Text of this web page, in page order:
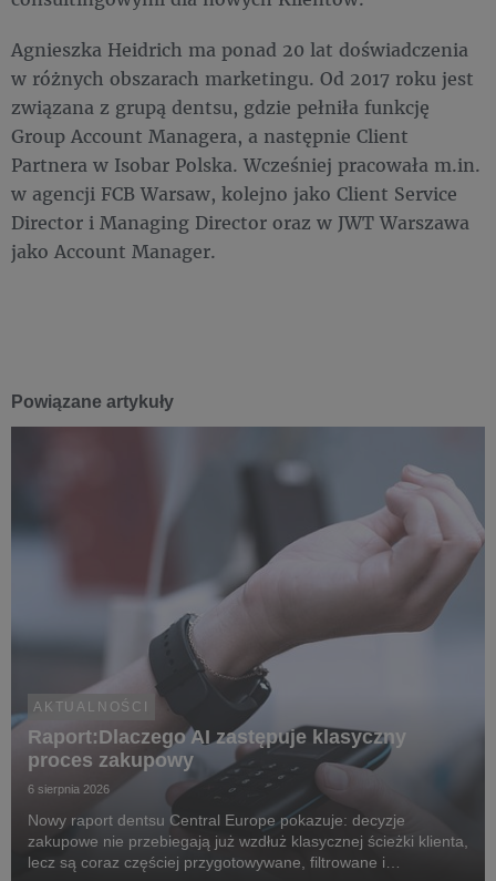
Agnieszka Heidrich ma ponad 20 lat doświadczenia
w różnych obszarach marketingu. Od 2017 roku jest
związana z grupą dentsu, gdzie pełniła funkcję
Group Account Managera, a następnie Client
Partnera w Isobar Polska. Wcześniej pracowała m.in.
w agencji FCB Warsaw, kolejno jako Client Service
Director i Managing Director oraz w JWT Warszawa
jako Account Manager.
Powiązane artykuły
AKTUALNOŚCI
Raport:Dlaczego AI zastępuje klasyczny
proces zakupowy
6 sierpnia 2026
Nowy raport dentsu Central Europe pokazuje: decyzje
zakupowe nie przebiegają już wzdłuż klasycznej ścieżki klienta,
lecz są coraz częściej przygotowywane, filtrowane i